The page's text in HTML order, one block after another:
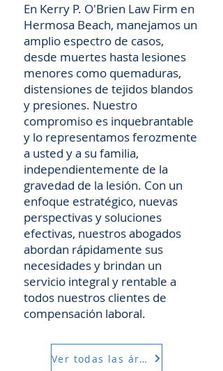
En Kerry P. O'Brien Law Firm en
Hermosa Beach, manejamos un
amplio espectro de casos,
desde muertes hasta lesiones
menores como quemaduras,
distensiones de tejidos blandos
y presiones. Nuestro
compromiso es inquebrantable
y lo representamos ferozmente
a usted y a su familia,
independientemente de la
gravedad de la lesión. Con un
enfoque estratégico, nuevas
perspectivas y soluciones
efectivas, nuestros abogados
abordan rápidamente sus
necesidades y brindan un
servicio integral y rentable a
todos nuestros clientes de
compensación laboral.
Ver todas las áreas